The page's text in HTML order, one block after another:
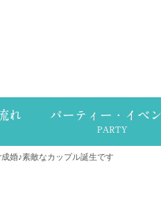
婚♪素敵なカップル誕生です